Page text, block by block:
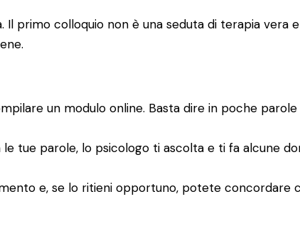
primo colloquio non è una seduta di terapia vera
un modulo online. Basta dire in poche
tue parole, lo psicologo ti ascolta e ti fa alcune
e, se lo ritieni opportuno, potete concordare